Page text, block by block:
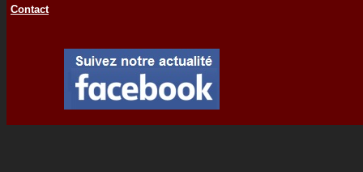
Contact